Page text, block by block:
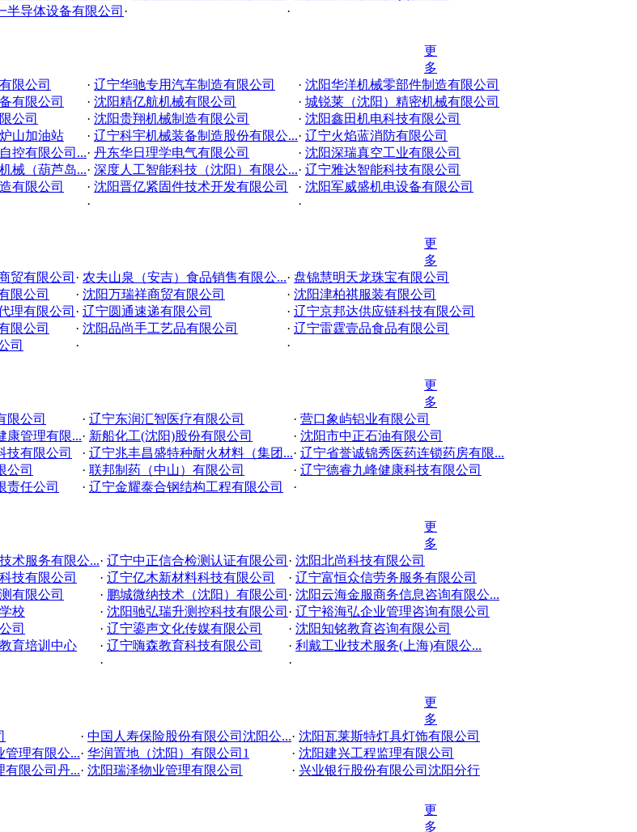
半导体设备有限公司 · ·
更
多
限公司 · 辽宁华驰专用汽车制造有限公司 · 沈阳华洋机械零部件制造有限公司
有限公司 · 沈阳精亿航机械有限公司 · 城锐莱（沈阳）精密机械有限公司
公司 · 沈阳贵翔机械制造有限公司 · 沈阳鑫田机电科技有限公司
山加油站 · 辽宁科宇机械装备制造股份有限公...· 辽宁火焰蓝消防有限公司
控有限公司...· 丹东华日理学电气有限公司 · 沈阳深瑞真空工业有限公司
械（葫芦岛...· 深度人工智能科技（沈阳）有限公...· 辽宁雅达智能科技有限公司
有限公司 · 沈阳晋亿紧固件技术开发有限公司 · 沈阳军威盛机电设备有限公司
· ·
更
多
贸有限公司 · 农夫山泉（安吉）食品销售有限公...· 盘锦慧明天龙珠宝有限公司
限公司 · 沈阳万瑞祥商贸有限公司 · 沈阳津柏祺服装有限公司
理有限公司 · 辽宁圆通速递有限公司 · 辽宁京邦达供应链科技有限公司
限公司 · 沈阳品尚手工艺品有限公司 · 辽宁雷霆壹品食品有限公司
司 · ·
更
多
限公司 · 辽宁东润汇智医疗有限公司 · 营口象屿铝业有限公司
康管理有限...· 新船化工(沈阳)股份有限公司 · 沈阳市中正石油有限公司
技有限公司 · 辽宁兆丰昌盛特种耐火材料（集团...· 辽宁省誉诚锦秀医药连锁药房有限...
公司 · 联邦制药（中山）有限公司 · 辽宁德睿九峰健康科技有限公司
责任公司 · 辽宁金耀泰合钢结构工程有限公司 ·
更
多
术服务有限公...· 辽宁中正信合检测认证有限公司 · 沈阳北尚科技有限公司
技有限公司 · 辽宁亿木新材料科技有限公司 · 辽宁富恒众信劳务服务有限公司
有限公司 · 鹏城微纳技术（沈阳）有限公司 · 沈阳云海金服商务信息咨询有限公...
校 · 沈阳驰弘瑞升测控科技有限公司 · 辽宁裕海弘企业管理咨询有限公司
司 · 辽宁鎏声文化传媒有限公司 · 沈阳知铭教育咨询有限公司
育培训中心 · 辽宁嗨森教育科技有限公司 · 利戴工业技术服务(上海)有限公...
· ·
更
多
· 中国人寿保险股份有限公司沈阳公...· 沈阳瓦莱斯特灯具灯饰有限公司
管理有限公...· 华润置地（沈阳）有限公司1 · 沈阳建兴工程监理有限公司
有限公司丹...· 沈阳瑞泽物业管理有限公司 · 兴业银行股份有限公司沈阳分行
更
多